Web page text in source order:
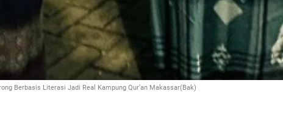
Berbasis Literasi Jadi Real Kampung Qur’an Makassar(Bak)